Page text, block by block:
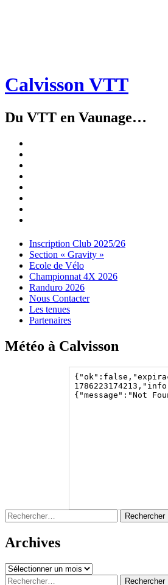
Calvisson VTT
Du VTT en Vaunage…
Menu
Widgets
Recherche
Aller
contenu
Inscription Club 2025/26
Section « Gravity »
Ecole de Vélo
Championnat 4X 2026
Randuro 2026
Nous Contacter
Les tenues
Partenaires
Météo à Calvisson
Rechercher :
Archives
Archives
Rechercher :